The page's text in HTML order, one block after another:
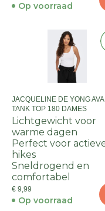
Op voorraad
JACQUELINE DE YONG
TANK TOP 180 DAMES
Lichtgewicht voor
warme dagen
Perfect voor
hikes
Sneldrogend en
comfortabel
€ 9,99
Op voorraad